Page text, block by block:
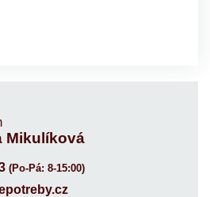
Mikulíková
(Po-Pá: 8-15:00)